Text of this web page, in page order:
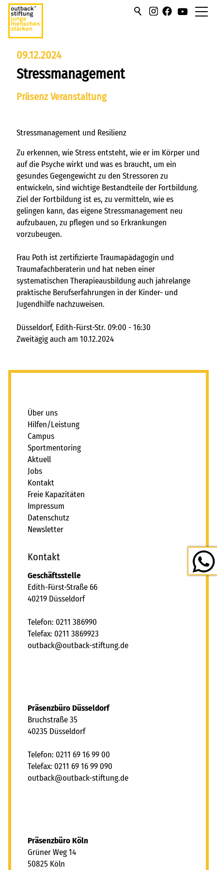
über uns
hilfen/leistung
campus
sportmentoring
aktuell
karriere
kontakt
freie kapazitäten
FAIRMILIE
initiativbewerbung
09.12.2024
Stressmanagement
Präsenz Veranstaltung
Stressmanagement und Resilienz
Zu erkennen, wie Stress entsteht, wie er im Körper und
auf die Psyche wirkt und was es braucht, um ein
gesundes Gegengewicht zu den Stressoren zu
entwickeln, sind wichtige Bestandteile der Fortbildung.
Ziel der Fortbildung ist es, zu vermitteln, wie es
gelingen kann, das eigene Stressmanagement neu
aufzubauen, zu pflegen und so Erkrankungen
vorzubeugen.
Frau Poth ist zertifizierte Traumapädagogin und
Traumafachberaterin und hat neben einer
systematischen Therapieausbildung auch jahrelange
praktische Berufserfahrungen in der Kinder- und
Jugendhilfe nachzuweisen.
Düsseldorf, Edith-Fürst-Str. 09:00 - 16:30
Zweitägig auch am 10.12.2024
Über uns
Hilfen/Leistung
Campus
Sportmentoring
Aktuell
Jobs
Kontakt
Freie Kapazitäten
Impressum
Datenschutz
Newsletter
Kontakt
Geschäftsstelle
Edith-Fürst-Straße 66
40219 Düsseldorf
Telefon: 0211 386990
Telefax: 0211 3869923
tb ck tb ck-stft ngd
Präsenzbüro Düsseldorf
Bruchstraße 35
40235 Düsseldorf
Telefon: 0211 69 16 99 00
Telefax: 0211 69 16 99 090
tb ck tb ck-stft ngd
Präsenzbüro Köln
Grüner Weg 14
50825 Köln